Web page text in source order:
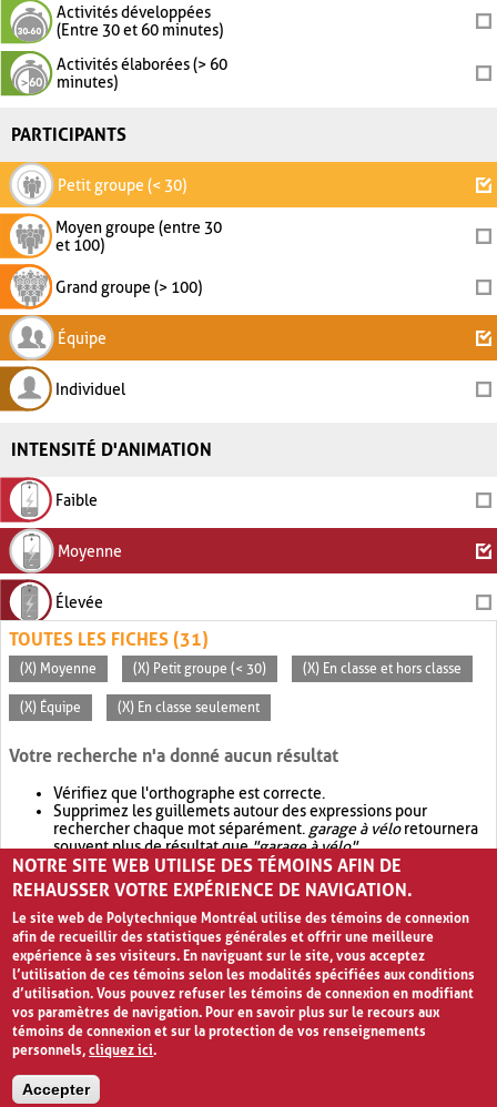
Activités développées
(Entre 30 et 60 minutes)
Activités élaborées (> 60
minutes)
PARTICIPANTS
Petit groupe (< 30)
Moyen groupe (entre 30
et 100)
Grand groupe (> 100)
Équipe
Individuel
INTENSITÉ D'ANIMATION
Faible
Moyenne
Élevée
TOUTES LES FICHES (31)
(X) Moyenne (X) Petit groupe (< 30) (X) En classe et hors classe
(X) Équipe (X) En classe seulement
Votre recherche n'a donné aucun résultat
Vérifiez que l'orthographe est correcte.
Supprimez les guillemets autour des expressions pour
rechercher chaque mot séparément. garage à véloretournera
souvent plus de résultat que"garage à vélo".
Envisagez d'élargir votre recherche avec OR.garage OR vélo
retournera souvent plus de résultat quegarage à vélo
NOTRE SITE WEB UTILISE DES TÉMOINS AFIN DE
REHAUSSER VOTRE EXPÉRIENCE DE NAVIGATION.
Le site web de Polytechnique Montréal utilise des témoins de connexion
afin de recueillir des statistiques générales et offrir une meilleure
expérience à ses visiteurs. En naviguant sur le site, vous acceptez
l’utilisation de ces témoins selon les modalités spécifiées aux conditions
d’utilisation. Vous pouvez refuser les témoins de connexion en modifiant
vos paramètres de navigation. Pour en savoir plus sur le recours aux
témoins de connexion et sur la protection de vos renseignements
personnels,cliquez ici.
Accepter